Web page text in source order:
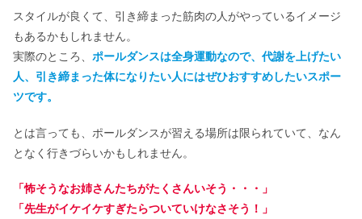
スタイルが良くて、引き締まった筋肉の人がやっているイメージ
もあるかもしれません。
実際のところ、 ポールダンスは全身運動なので、代謝を上げたい
人、引き締まった体になりたい人にはぜひおすすめしたいスポー
ツです。
とは言っても、ポールダンスが習える場所は限られていて、なん
となく行きづらいかもしれません。
「怖そうなお姉さんたちがたくさんいそう・・・」
「先生がイケイケすぎたらついていけなさそう！」